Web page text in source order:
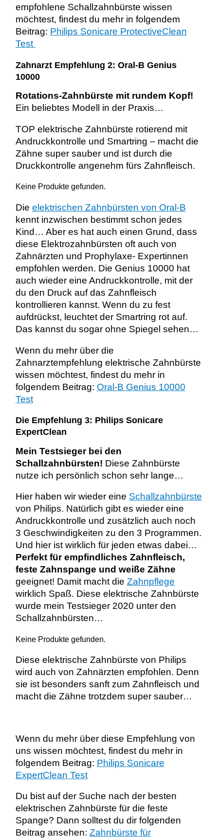
empfohlene Schallzahnbürste wissen
möchtest, findest du mehr in folgendem
Beitrag: Philips Sonicare ProtectiveClean
Test
Zahnarzt Empfehlung 2: Oral-B Genius
10000
Rotations-Zahnbürste mit rundem Kopf!
Ein beliebtes Modell in der Praxis…
TOP elektrische Zahnbürste rotierend mit
Andruckkontrolle und Smartring – macht die
Zähne super sauber und ist durch die
Druckkontrolle angenehm fürs Zahnfleisch.
Keine Produkte gefunden.
Die elektrischen Zahnbürsten von Oral-B
kennt inzwischen bestimmt schon jedes
Kind… Aber es hat auch einen Grund, dass
diese Elektrozahnbürsten oft auch von
Zahnärzten und Prophylaxe- Expertinnen
empfohlen werden. Die Genius 10000 hat
auch wieder eine Andruckkontrolle, mit der
du den Druck auf das Zahnfleisch
kontrollieren kannst. Wenn du zu fest
aufdrückst, leuchtet der Smartring rot auf.
Das kannst du sogar ohne Spiegel sehen…
Wenn du mehr über die
Zahnarztempfehlung elektrische Zahnbürste
wissen möchtest, findest du mehr in
folgendem Beitrag: Oral-B Genius 10000
Test
Die Empfehlung 3: Philips Sonicare
ExpertClean
Mein Testsieger bei den
Schallzahnbürsten! Diese Zahnbürste
nutze ich persönlich schon sehr lange…
Hier haben wir wieder eine Schallzahnbürste
von Philips. Natürlich gibt es wieder eine
Andruckkontrolle und zusätzlich auch noch
3 Geschwindigkeiten zu den 3 Programmen.
Und hier ist wirklich für jeden etwas dabei…
Perfekt für empfindliches Zahnfleisch,
feste Zahnspange und weiße Zähne
geeignet! Damit macht die Zahnpflege
wirklich Spaß. Diese elektrische Zahnbürste
wurde mein Testsieger 2020 unter den
Schallzahnbürsten…
Keine Produkte gefunden.
Diese elektrische Zahnbürste von Philips
wird auch von Zahnärzten empfohlen. Denn
sie ist besonders sanft zum Zahnfleisch und
macht die Zähne trotzdem super sauber…
Wenn du mehr über diese Empfehlung von
uns wissen möchtest, findest du mehr in
folgendem Beitrag: Philips Sonicare
ExpertClean Test
Du bist auf der Suche nach der besten
elektrischen Zahnbürste für die feste
Spange? Dann solltest du dir folgenden
Beitrag ansehen: Zahnbürste für